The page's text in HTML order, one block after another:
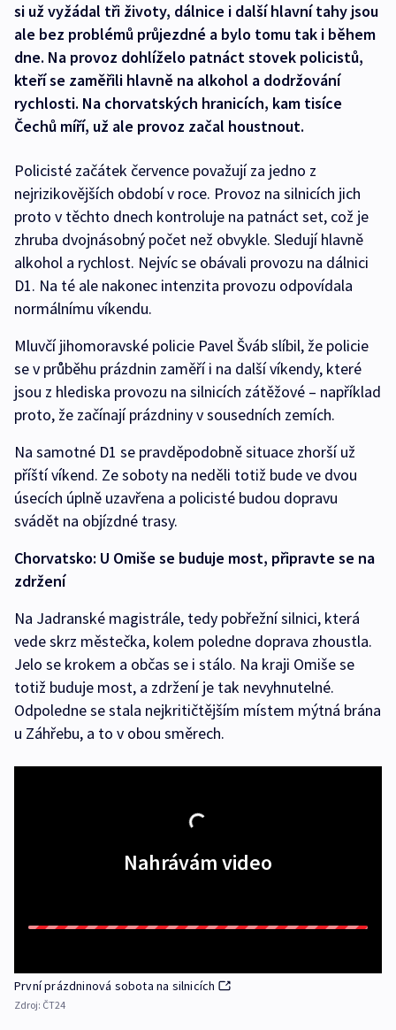
si už vyžádal tři životy, dálnice i další hlavní tahy jsou
ale bez problémů průjezdné a bylo tomu tak i během
dne. Na provoz dohlíželo patnáct stovek policistů,
kteří se zaměřili hlavně na alkohol a dodržování
rychlosti. Na chorvatských hranicích, kam tisíce
Čechů míří, už ale provoz začal houstnout.
Policisté začátek července považují za jedno z
nejrizikovějších období v roce. Provoz na silnicích jich
proto v těchto dnech kontroluje na patnáct set, což je
zhruba dvojnásobný počet než obvykle. Sledují hlavně
alkohol a rychlost. Nejvíc se obávali provozu na dálnici
D1. Na té ale nakonec intenzita provozu odpovídala
normálnímu víkendu.
Mluvčí jihomoravské policie Pavel Šváb slíbil, že policie
se v průběhu prázdnin zaměří i na další víkendy, které
jsou z hlediska provozu na silnicích zátěžové – například
proto, že začínají prázdniny v sousedních zemích.
Na samotné D1 se pravděpodobně situace zhorší už
příští víkend. Ze soboty na neděli totiž bude ve dvou
úsecích úplně uzavřena a policisté budou dopravu
svádět na objízdné trasy.
Chorvatsko: U Omiše se buduje most, připravte se na
zdržení
Na Jadranské magistrále, tedy pobřežní silnici, která
vede skrz městečka, kolem poledne doprava zhoustla.
Jelo se krokem a občas se i stálo. Na kraji Omiše se
totiž buduje most, a zdržení je tak nevyhnutelné.
Odpoledne se stala nejkritičtějším místem mýtná brána
u Záhřebu, a to v obou směrech.
Nahrávám video
První prázdninová sobota na silnicích
Zdroj: ČT24